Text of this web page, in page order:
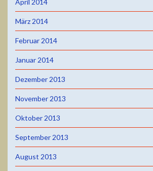
April 2014
März 2014
Februar 2014
Januar 2014
Dezember 2013
November 2013
Oktober 2013
September 2013
August 2013